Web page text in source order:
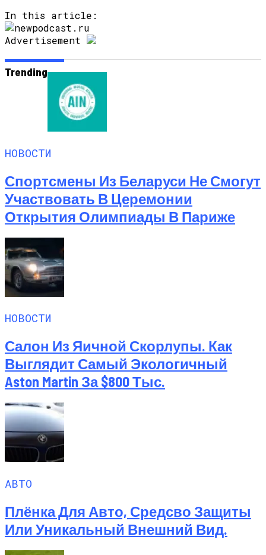
In this article:
Advertisement
Trending
НОВОСТИ
Спортсмены Из Беларуси Не Смогут
Участвовать В Церемонии
Открытия Олимпиады В Париже
НОВОСТИ
Салон Из Яичной Скорлупы. Как
Выглядит Самый Экологичный
Aston Martin За $800 Тыс.
АВТО
Плёнка Для Авто, Средсво Защиты
Или Уникальный Внешний Вид.